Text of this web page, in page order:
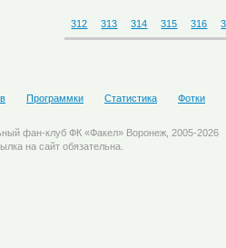
312 313 314 315 316
Программки Статистика Фотки
фан-клуб ФК «Факел» Воронеж, 2005-2026
на сайт обязательна.